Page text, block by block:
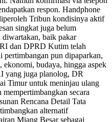
respon. Handphone
Tribun kondisinya aktif
singkat juga belum
diwartakan, baik pakar
dan DPRD Kutim telah
pun dipaparkan,
budaya, hingga aspek
yang juga planolog, DR
Timur untuk meninjau ulang
secara
Rencana Detail Tata
alternatif
Miang Besar sebagai